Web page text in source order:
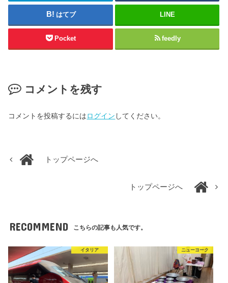
はてブ LINE
Pocket feedly
コメントを残す
コメントを投稿するにはログイン してください。
トップページへ
トップページへ
RECOMMEND こちらの記事も人気です。
イタリア ニューヨーク